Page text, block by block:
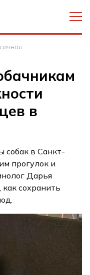
в
собак в Санкт-
прогулок и
Дарья
сохранить